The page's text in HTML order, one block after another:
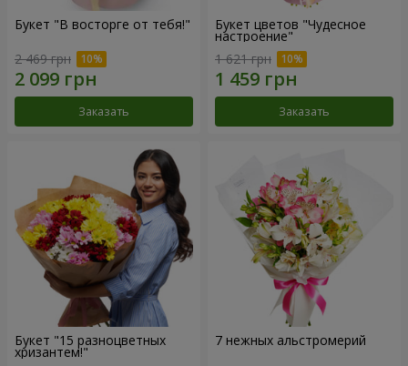
Букет "В восторге от тебя!"
2 469 грн
Заказать
Букет цветов "Чудесное
настроение"
1 621 грн
Заказать
Букет "15 разноцветных
хризантем!"
7 нежных альстромерий